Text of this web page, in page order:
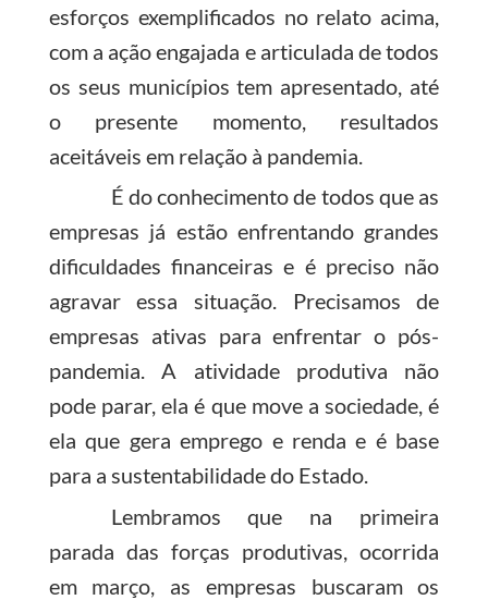
esforços exemplificados no relato acima,
com a ação engajada e articulada de todos
os seus municípios tem apresentado, até
o presente momento, resultados
aceitáveis em relação à pandemia.
É do conhecimento de todos que as
empresas já estão enfrentando grandes
dificuldades financeiras e é preciso não
agravar essa situação. Precisamos de
empresas ativas para enfrentar o pós-
pandemia. A atividade produtiva não
pode parar, ela é que move a sociedade, é
ela que gera emprego e renda e é base
para a sustentabilidade do Estado.
Lembramos que na primeira
parada das forças produtivas, ocorrida
em março, as empresas buscaram os